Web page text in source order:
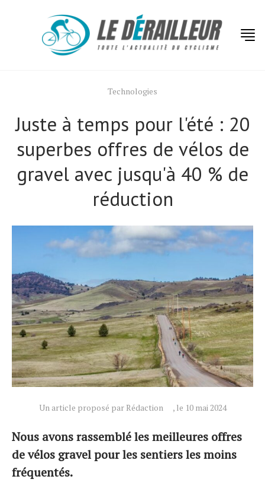
Technologies
Juste à temps pour l'été : 20
superbes offres de vélos de
gravel avec jusqu'à 40 % de
réduction
Un article proposé par Rédaction , le 10 mai 2024
Nous avons rassemblé les meilleures offres
de vélos gravel pour les sentiers les moins
fréquentés.
Actualités
Technologies
Tests de produits
Conseils
À propos